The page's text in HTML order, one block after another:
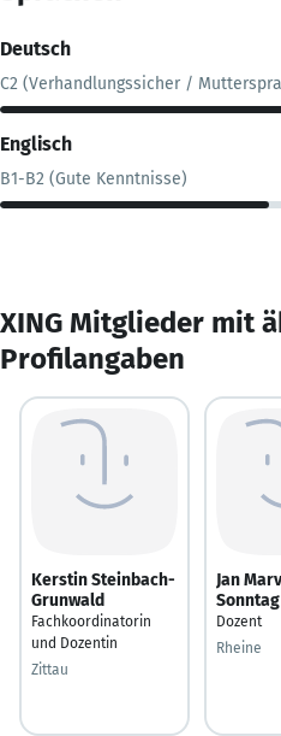
Deutsch
C2 (Verhandlungssicher /
Englisch
B1-B2 (Gute Kenntnisse)
XING Mitglieder mit
Profilangaben
Kerstin Steinbach-
Grunwald
Fachkoordinatorin
und Dozentin
Zittau
Jan
Sonntag
Dozent
Rheine